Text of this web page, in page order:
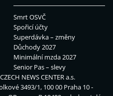
Smrt OSVČ
Spořicí účty
Superdávka – změny
Důchody 2027
Minimální mzda 2027
Senior Pas – slevy
CZECH NEWS CENTER a.s.
3493/1, 100 00 Praha 10 -